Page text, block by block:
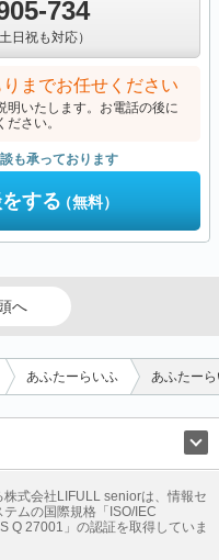
734
日祝も対応）
までお任せください
明いたします。お電話の後に
さい。
も承っております
する（無料）
へ
あふたーらいふ あふたー
創生 ママの就労支援
老後の暮らし情報
式会社LIFULL seniorは、情報セ
ムの国際規格「ISO/IEC
Q 27001」の認証を取得していま